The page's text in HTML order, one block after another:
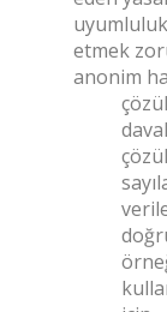
etmek
anonim